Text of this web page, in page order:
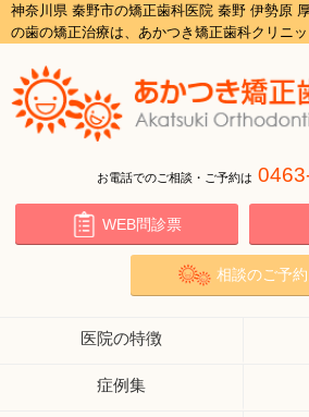
神奈川県 秦野市の矯正歯科医院 秦野 伊勢原
の歯の矯正治療は、あかつき矯正歯科クリニ
お電話でのご相談・ご予約は
WEB問診票
相談のご予約
医院の特徴
症例集